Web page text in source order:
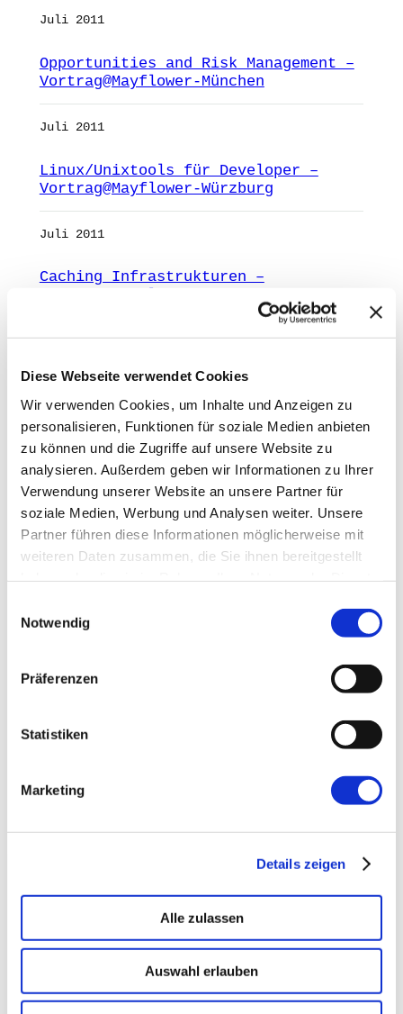
Diese Webseite verwendet Cookies
Wir verwenden Cookies, um Inhalte und Anzeigen zu
personalisieren, Funktionen für soziale Medien anbieten
zu können und die Zugriffe auf unsere Website zu
analysieren. Außerdem geben wir Informationen zu Ihrer
Verwendung unserer Website an unsere Partner für
soziale Medien, Werbung und Analysen weiter. Unsere
Partner führen diese Informationen möglicherweise mit
weiteren Daten zusammen, die Sie ihnen bereitgestellt
Notwendig
Präferenzen
Statistiken
Marketing
Details zeigen
Alle zulassen
Auswahl erlauben
Juli 2011
Opportunities and Risk Management –
Vortrag@Mayflower-München
Juli 2011
Linux/Unixtools für Developer –
Vortrag@Mayflower-Würzburg
Juli 2011
Caching Infrastrukturen –
Juli 2011
Agilität, Exzellenz und Fehler –
Vortrag@Mayflower-München
Juli 2011
2 Nächste Seite
ANZEIGE
mAIstack
On-Prem · 100+ Connectors · Observable RAG
Demo buchen →
→ FOUNDATION
KI-Fundament für Unternehmen. On-prem.
Einsatzbereit in Wochen, nicht Quartalen